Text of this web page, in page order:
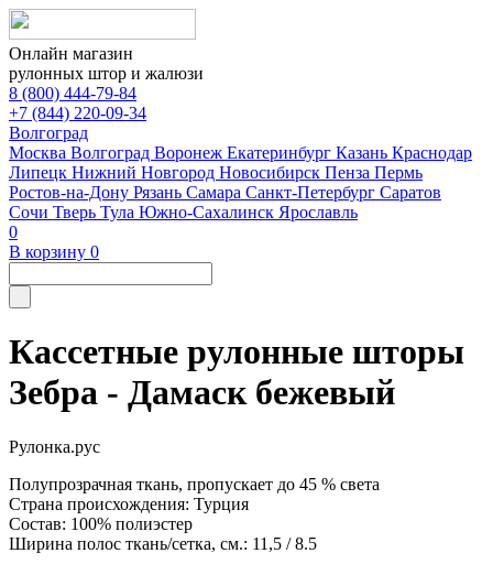
Онлайн магазин
рулонных штор и жалюзи
8 (800) 444-79-84
+7 (844) 220-09-34
Волгоград
Москва Волгоград Воронеж Екатеринбург Казань Краснодар
Липецк Нижний Новгород Новосибирск Пенза Пермь
Ростов-на-Дону Рязань Самара Санкт-Петербург Саратов
Сочи Тверь Тула Южно-Сахалинск Ярославль
0
В корзину 0
Кассетные рулонные шторы
Зебра - Дамаск бежевый
Рулонка.рус
Полупрозрачная ткань, пропускает до 45 % света
Страна происхождения: Турция
Состав: 100% полиэстер
Ширина полос ткань/сетка, см.: 11,5 / 8.5